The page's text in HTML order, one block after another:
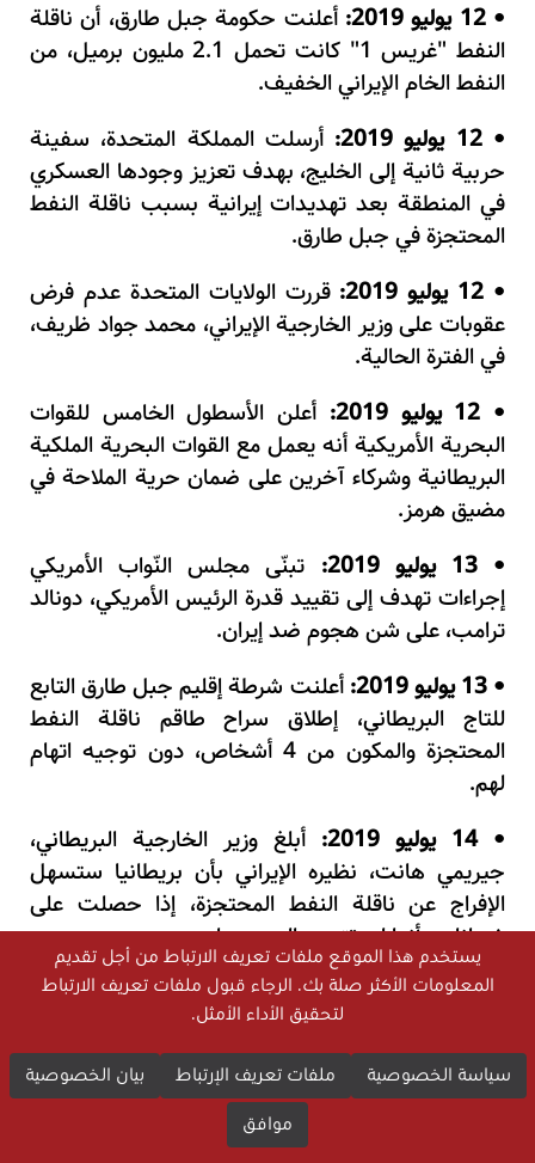
•12 يوليو 2019:
أعلنت حكومة جبل طارق، أن ناقلة
النفط "غريس 1" كانت تحمل 2.1 مليون برميل، من
النفط الخام الإيراني الخفيف.
•12 يوليو 2019:
أرسلت المملكة المتحدة، سفينة
حربية ثانية إلى الخليج، بهدف تعزيز وجودها العسكري
في المنطقة بعد تهديدات إيرانية بسبب ناقلة النفط
المحتجزة في جبل طارق.
• 12 يوليو 2019:
قررت الولايات المتحدة عدم فرض
عقوبات على وزير الخارجية الإيراني، محمد جواد ظريف،
في الفترة الحالية.
• 12 يوليو 2019:
أعلن الأسطول الخامس للقوات
البحرية الأمريكية أنه يعمل مع القوات البحرية الملكية
البريطانية وشركاء آخرين على ضمان حرية الملاحة في
مضيق هرمز.
•13 يوليو 2019:
تبنّى مجلس النّواب الأمريكي
إجراءات تهدف إلى تقييد قدرة الرئيس الأمريكي، دونالد
ترامب، على شن هجوم ضد إيران.
•13 يوليو 2019:
أعلنت شرطة إقليم جبل طارق التابع
للتاج البريطاني، إطلاق سراح طاقم ناقلة النفط
المحتجزة والمكون من 4 أشخاص، دون توجيه اتهام
لهم.
•14 يوليو 2019:
أبلغ وزير الخارجية البريطاني،
جيريمي هانت، نظيره الإيراني بأن بريطانيا ستسهل
الإفراج عن ناقلة النفط المحتجزة، إذا حصلت على
ضمانات بأنها لن تتوجه إلى سوريا.
•15 يوليو 2019:
عقد اجتماع في بروكسل لوزراء
خارجية الاتحاد الأوروبي لبحث التطورات المتعلقة
بالاتفاق النووي.
أظهرت بيانات تتبُّع، أن ناقلة نفط
إماراتية كانت تمر عبر مضيق هرمز، انجرفت نحو المياه
يستخدم هذا الموقع ملفات تعريف الارتباط من أجل تقديم
المعلومات الأكثر صلة بك. الرجاء قبول ملفات تعريف الارتباط
لتحقيق الأداء الأمثل.
سياسة الخصوصية ملفات تعريف الإرتباط بيان الخصوصية
موافق